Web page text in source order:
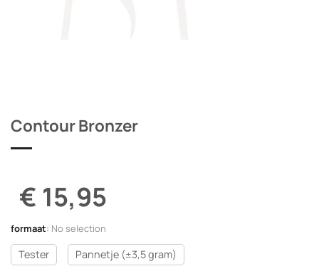
Contour Bronzer
€ 15,95
formaat: No selection
Tester Pannetje (±3,5 gram)